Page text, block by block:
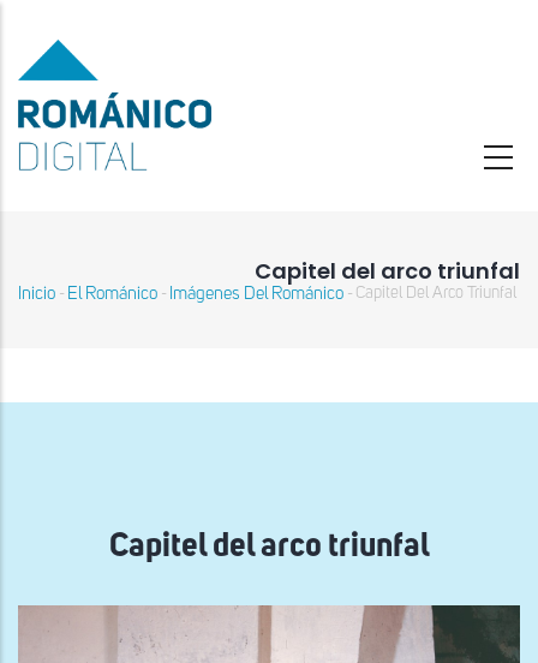
contenido
principal
Capitel del arco triunfal
Sobrescribir
navegación
Inicio - El Románico - Imágenes Del Románico - Capitel Del Arco Triunfal
Capitel del arco triunfal